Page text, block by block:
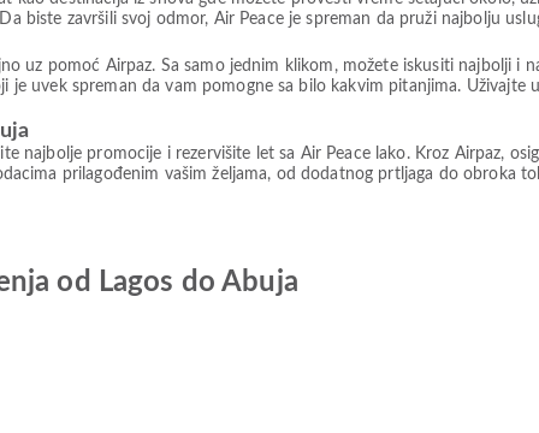
biste završili svoj odmor, Air Peace je spreman da pruži najbolju
uz pomoć Airpaz. Sa samo jednim klikom, možete iskusiti najbolji i
je uvek spreman da vam pomogne sa bilo kakvim pitanjima.
najbolje promocije i rezervišite let sa Air Peace lako. Kroz Airpaz,
prilagođenim vašim željama, od dodatnog prtljaga do obroka
od Lagos do Abuja